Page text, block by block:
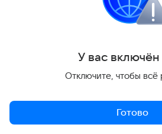
У вас включён
Отключите, чтобы всё
Готово